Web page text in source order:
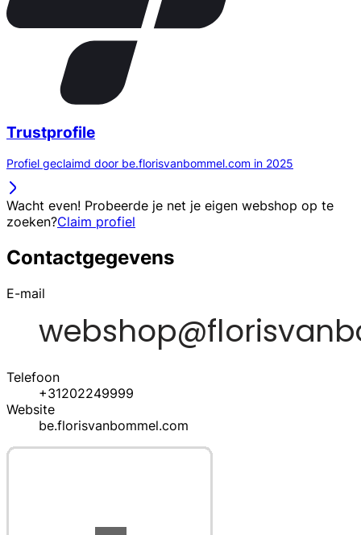
Trustprofile
Profiel geclaimd door be.florisvanbommel.com in 2025
Wacht even! Probeerde je net je eigen webshop op te
zoeken?Claim profiel
Contactgegevens
E-mail
Telefoon
+31202249999
Website
be.florisvanbommel.com